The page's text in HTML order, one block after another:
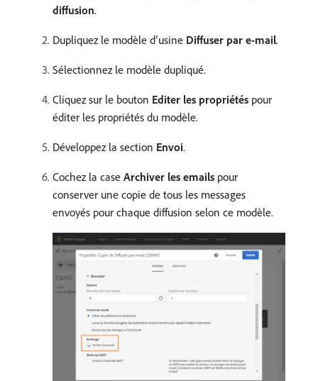
diffusion.
Dupliquez le modèle d’usine Diffuser par e-mail.
Sélectionnez le modèle dupliqué.
Cliquez sur le bouton Editer les propriétés pour
éditer les propriétés du modèle.
Développez la section Envoi.
Cochez la case Archiver les emails pour
conserver une copie de tous les messages
envoyés pour chaque diffusion selon ce modèle.